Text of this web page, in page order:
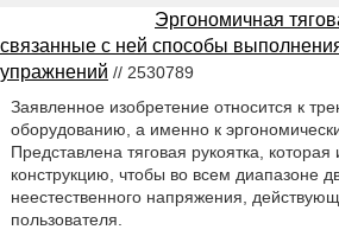
Эргономичная
связанные с ней способы
упражнений // 2530789
Заявленное изобретение относится к
оборудованию, а именно к
Представлена тяговая рукоятка,
конструкцию, чтобы во всем диапазоне
неестественного напряжения,
пользователя.